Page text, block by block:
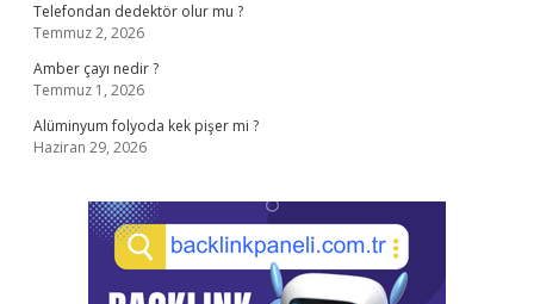
Telefondan dedektör olur mu ?
Temmuz 2, 2026
Amber çayı nedir ?
Temmuz 1, 2026
Alüminyum folyoda kek pişer mi ?
Haziran 29, 2026